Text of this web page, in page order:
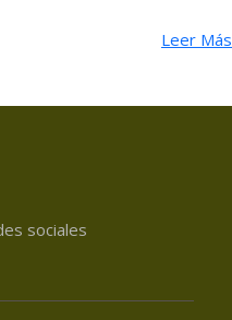
Leer Más
sociales